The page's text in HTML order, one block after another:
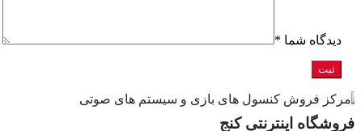
دیدگاه شما *
فروشگاه اینترنتی کنج